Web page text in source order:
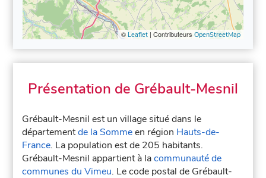
© Leaflet| Contributeurs OpenStreetMap
Présentation de Grébault-Mesnil
Grébault-Mesnil est un village situé dans le
départementde la Sommeen région Hauts-de-
France. La population est de 205 habitants.
Grébault-Mesnil appartient à lacommunauté de
communes du Vimeu. Le code postal de Grébault-